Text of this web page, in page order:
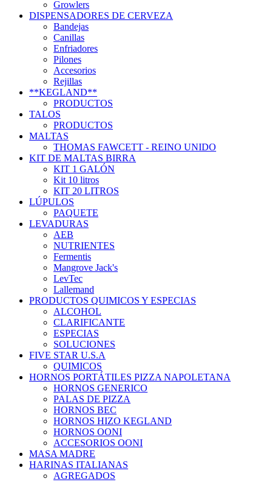
Growlers
DISPENSADORES DE CERVEZA
Bandejas
Canillas
Enfriadores
Pilones
Accesorios
Rejillas
**KEGLAND**
PRODUCTOS
TALOS
PRODUCTOS
MALTAS
THOMAS FAWCETT - REINO UNIDO
KIT DE MALTAS BIRRA
KIT 1 GALÓN
Kit 10 litros
KIT 20 LITROS
LÚPULOS
PAQUETE
LEVADURAS
AEB
NUTRIENTES
Fermentis
Mangrove Jack's
LevTec
Lallemand
PRODUCTOS QUIMICOS Y ESPECIAS
ALCOHOL
CLARIFICANTE
ESPECIAS
SOLUCIONES
FIVE STAR U.S.A
QUIMICOS
HORNOS PORTÁTILES PIZZA NAPOLETANA
HORNOS GENERICO
PALAS DE PIZZA
HORNOS BEC
HORNOS HIZO KEGLAND
HORNOS OONI
ACCESORIOS OONI
MASA MADRE
HARINAS ITALIANAS
AGREGADOS